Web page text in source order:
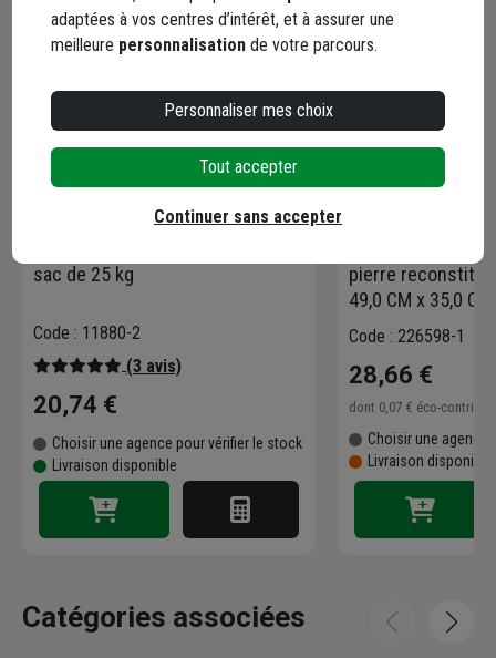
sac de 25 kg
Code : 11880-2
(3 avis)
20,74 €
Choisir une agence pour vérifier le stock
Livraison disponible
Chapeau de mur
pierre
49,0 CM x 35,0
Code : 226598-1
28,66 €
dont 0,07 € éco-
Choisir une agence
Livraison
Catégories associées
adaptées à vos centres d’intérêt, et à assurer une
meilleure personnalisation de votre parcours.
Personnaliser mes choix
Tout accepter
Continuer sans accepter